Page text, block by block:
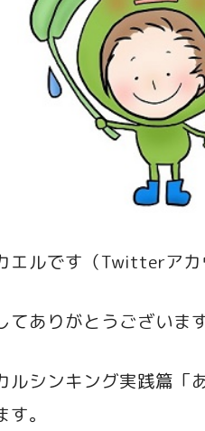
エルです（Twitterアカ
てありがとうございま
ルシンキング実践篇「
。